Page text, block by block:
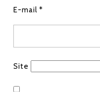
E-mail *
Site